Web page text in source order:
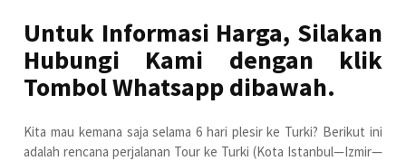
Untuk Informasi Harga, Silakan
Hubungi Kami dengan klik
Tombol Whatsapp dibawah.
Kita mau kemana saja selama 6 hari plesir ke Turki? Berikut ini
adalah rencana perjalanan Tour ke Turki (Kota Istanbul—Izmir—